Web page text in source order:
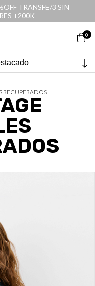
TRANSFE/3 SIN
+200K
0
RECUPERADOS